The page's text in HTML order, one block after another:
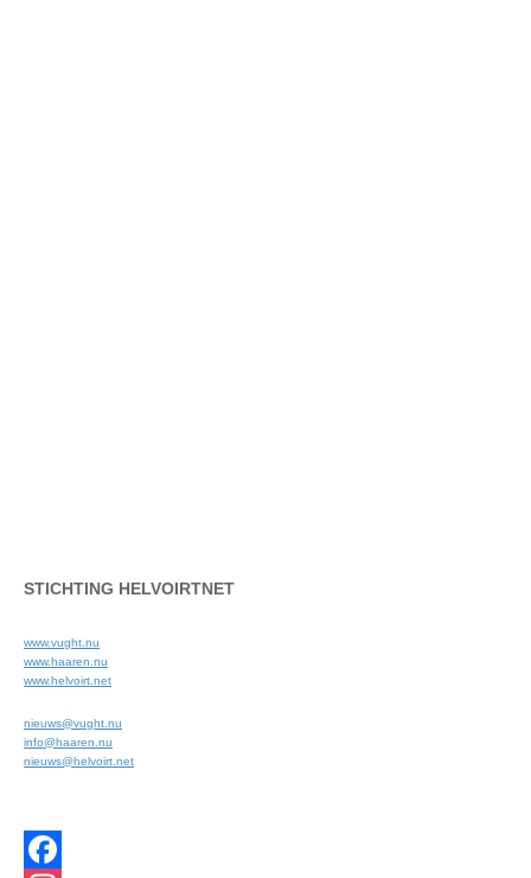
STICHTING HELVOIRTNET
www.vught.nu
www.haaren.nu
www.helvoirt.net
nieuws@vught.nu
info@haaren.nu
nieuws@helvoirt.net